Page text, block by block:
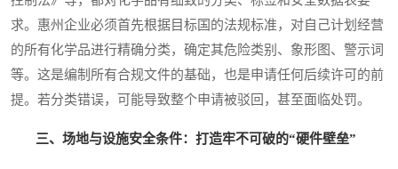
求。惠州企业必须首先根据目标国的法规标准，对自己计划经营
的所有化学品进行精确分类，确定其危险类别、象形图、警示词
等。这是编制所有合规文件的基础，也是申请任何后续许可的前
提。若分类错误，可能导致整个申请被驳回，甚至面临处罚。
三、场地与设施安全条件：打造牢不可破的“硬件壁垒”